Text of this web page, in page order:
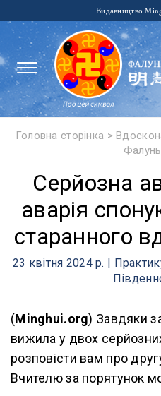
Видавництво
Головна сторінка >
Серйозна
аварія
старанного
23 квітня 2024 р. |
(Minghui.org) Завдяки
вижила у двох
розповісти вам про
Вчителю за порятунок